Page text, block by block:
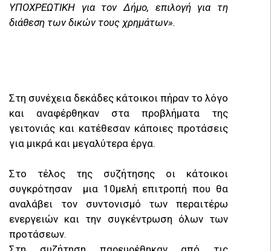
ΥΠΟΧΡΕΩΤΙΚΗ για τον Δήμο, επιλογή για τη
διάθεση των δικών τους χρημάτων».
Στη συνέχεια δεκάδες κάτοικοι πήραν το λόγο
και αναφέρθηκαν στα προβλήματα της
γειτονιάς και κατέθεσαν κάποιες προτάσεις
για μικρά και μεγαλύτερα έργα.
Στο τέλος της συζήτησης οι κάτοικοι
συγκρότησαν μια 10μελή επιτροπή που θα
αναλάβει τον συντονισμό των περαιτέρω
ενεργειών και την συγκέντρωση όλων των
προτάσεων.